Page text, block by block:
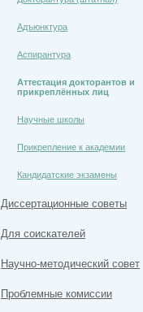
Адъюнктура
Аспирантура
Аттестация докторантов и
прикреплённых лиц
Научные школы
Прикрепление к академии
Кандидатские экзамены
Диссертационные советы
Для соискателей
Научно-методический совет
Проблемные комиссии